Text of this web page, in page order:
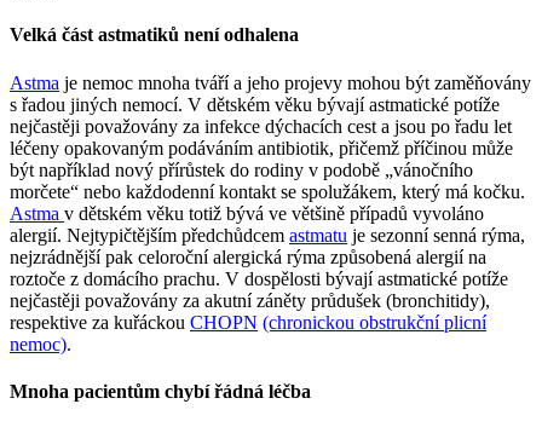
Velká část astmatiků není odhalena
Astma je nemoc mnoha tváří a jeho projevy mohou být zaměňovány
s řadou jiných nemocí. V dětském věku bývají astmatické potíže
nejčastěji považovány za infekce dýchacích cest a jsou po řadu let
léčeny opakovaným podáváním antibiotik, přičemž příčinou může
být například nový přírůstek do rodiny v podobě „vánočního
morčete“ nebo každodenní kontakt se spolužákem, který má kočku.
Astma v dětském věku totiž bývá ve většině případů vyvoláno
alergií. Nejtypičtějším předchůdcem astmatu je sezonní senná rýma,
nejzrádnější pak celoroční alergická rýma způsobená alergií na
roztoče z domácího prachu. V dospělosti bývají astmatické potíže
nejčastěji považovány za akutní záněty průdušek (bronchitidy),
respektive za kuřáckou CHOPN (chronickou obstrukční plicní
nemoc).
Mnoha pacientům chybí řádná léčba